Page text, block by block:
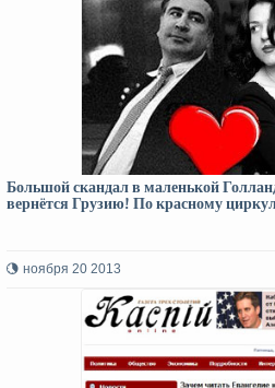
Большой скандал в маленькой
вернётся Грузию! По красному
ноября 20 2013